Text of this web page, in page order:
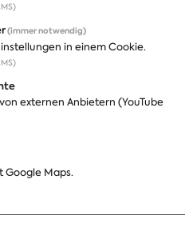
Pressekontakt
(immer notwendig)
in einem Cookie.
externen Anbietern (YouTube
Google Maps.